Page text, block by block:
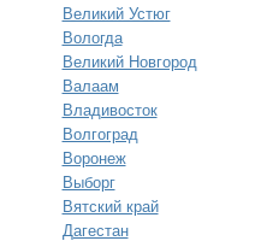
Великий Устюг
Вологда
Великий Новгород
Валаам
Владивосток
Волгоград
Воронеж
Выборг
Вятский край
Дагестан